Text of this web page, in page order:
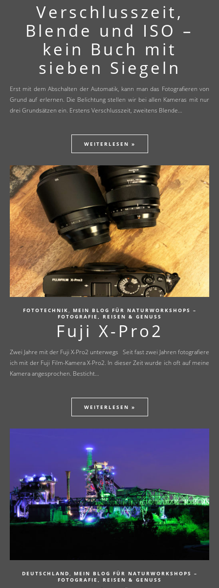
Verschlusszeit,
Blende und ISO –
kein Buch mit
sieben Siegeln
Erst mit dem Abschalten der Automatik, kann man das Fotografieren von
Grund auf erlernen. Die Belichtung stellen wir bei allen Kameras mit nur
drei Grundsätzen ein. Erstens Verschlusszeit, zweitens Blende…
WEITERLESEN »
FOTOTECHNIK , MEIN BLOG FÜR NATURWORKSHOPS –
FOTOGRAFIE, REISEN & GENUSS
Fuji X-Pro2
Zwei Jahre mit der Fuji X-Pro2 unterwegs Seit fast zwei Jahren fotografiere
ich mit der Fuji Film-Kamera X-Pro2. In dieser Zeit wurde ich oft auf meine
Kamera angesprochen. Besticht…
WEITERLESEN »
DEUTSCHLAND, MEIN BLOG FÜR NATURWORKSHOPS –
FOTOGRAFIE, REISEN & GENUSS